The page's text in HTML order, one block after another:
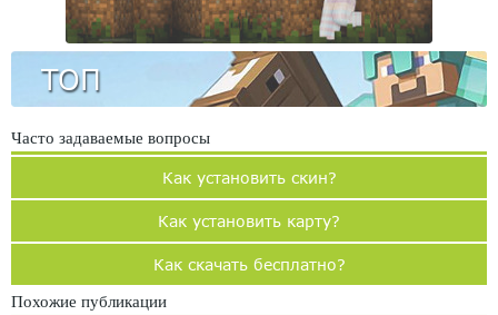
ТОП
Часто задаваемые вопросы
Как установить скин?
Как установить карту?
Как скачать бесплатно?
Похожие публикации